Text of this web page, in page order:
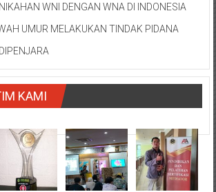
WNI DENGAN WNA DI INDONESIA
UMUR MELAKUKAN TINDAK PIDANA
KAMI